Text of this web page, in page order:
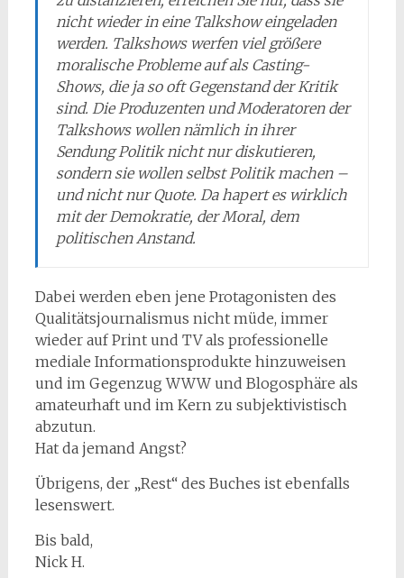
nicht wieder in eine Talkshow eingeladen
werden. Talkshows werfen viel größere
moralische Probleme auf als Casting-
Shows, die ja so oft Gegenstand der Kritik
sind. Die Produzenten und Moderatoren der
Talkshows wollen nämlich in ihrer
Sendung Politik nicht nur diskutieren,
sondern sie wollen selbst Politik machen –
und nicht nur Quote. Da hapert es wirklich
mit der Demokratie, der Moral, dem
politischen Anstand.
Dabei werden eben jene Protagonisten des
Qualitätsjournalismus nicht müde, immer
wieder auf Print und TV als professionelle
mediale Informationsprodukte hinzuweisen
und im Gegenzug WWW und Blogosphäre als
amateurhaft und im Kern zu subjektivistisch
abzutun.
Hat da jemand Angst?
Übrigens, der „Rest“ des Buches ist ebenfalls
lesenswert.
Bis bald,
Nick H.